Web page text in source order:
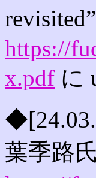
https://
x.pdf に
葉季路